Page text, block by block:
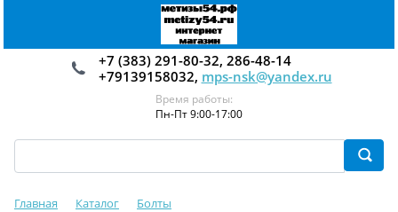
+7 (383) 291-80-32, 286-48-14
+79139158032, mps-nsk@yandex.ru
Время работы:
Пн-Пт 9:00-17:00
Главная Каталог
Болты